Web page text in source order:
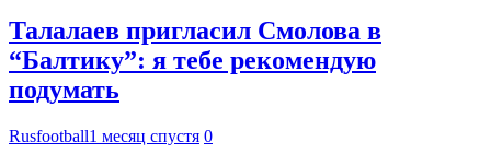
Талалаев пригласил Смолова в
“Балтику”: я тебе рекомендую
подумать
Rusfootball1 месяц спустя 0